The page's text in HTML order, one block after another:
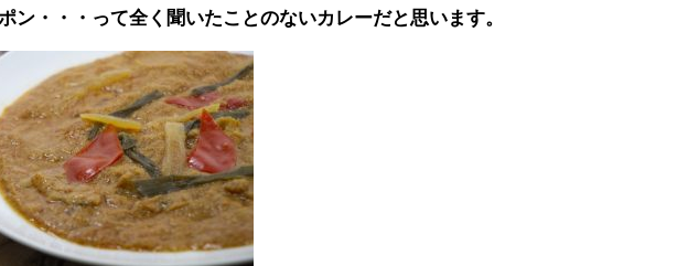
ン・・・って全く聞いたことのないカレーだと思います。